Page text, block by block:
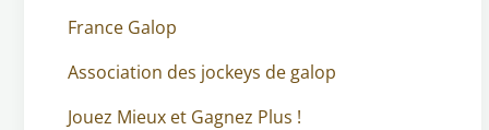
France Galop
Association des jockeys de galop
Jouez Mieux et Gagnez Plus !